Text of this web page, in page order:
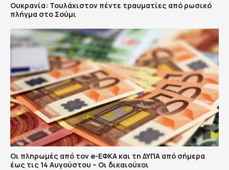
Ουκρανία: Τουλάχιστον πέντε τραυματίες από ρωσικό
πλήγμα στο Σούμι
Οι πληρωμές από τον e-ΕΦΚΑ και τη ΔΥΠΑ από σήμερα
έως τις 14 Αυγούστου – Οι δικαιούχοι